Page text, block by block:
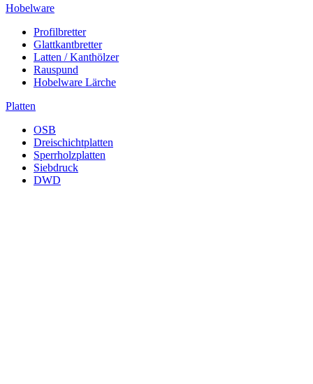
Hobelware
Profilbretter
Glattkantbretter
Latten / Kanthölzer
Rauspund
Hobelware Lärche
Platten
OSB
Dreischichtplatten
Sperrholzplatten
Siebdruck
DWD